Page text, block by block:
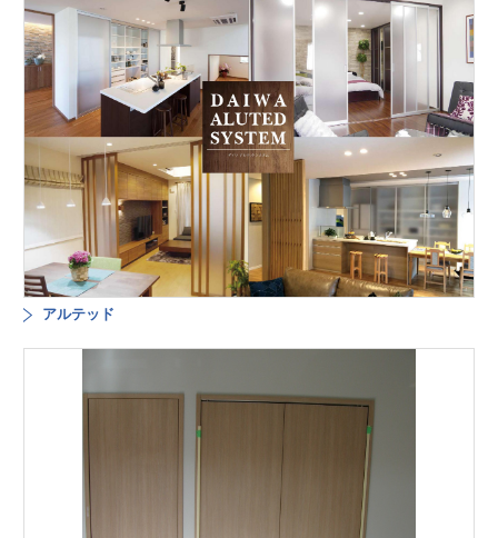
アルテッド